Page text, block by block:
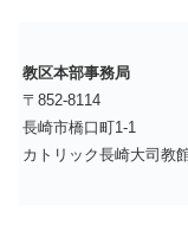
教区本部事務局
〒852-8114
長崎市橋口町1-1
カトリック長崎大司教